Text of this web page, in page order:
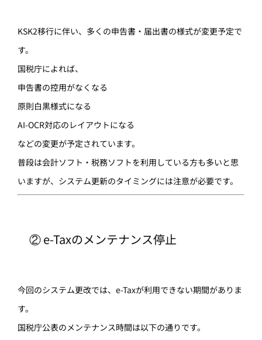
KSK2移行に伴い、多くの申告書・届出書の様式が変更予定で
す。
国税庁によれば、
申告書の控用がなくなる
原則白黒様式になる
AI-OCR対応のレイアウトになる
などの変更が予定されています。
普段は会計ソフト・税務ソフトを利用している方も多いと思
いますが、システム更新のタイミングには注意が必要です。
② e-Taxのメンテナンス停止
今回のシステム更改では、e-Taxが利用できない期間がありま
す。
国税庁公表のメンテナンス時間は以下の通りです。